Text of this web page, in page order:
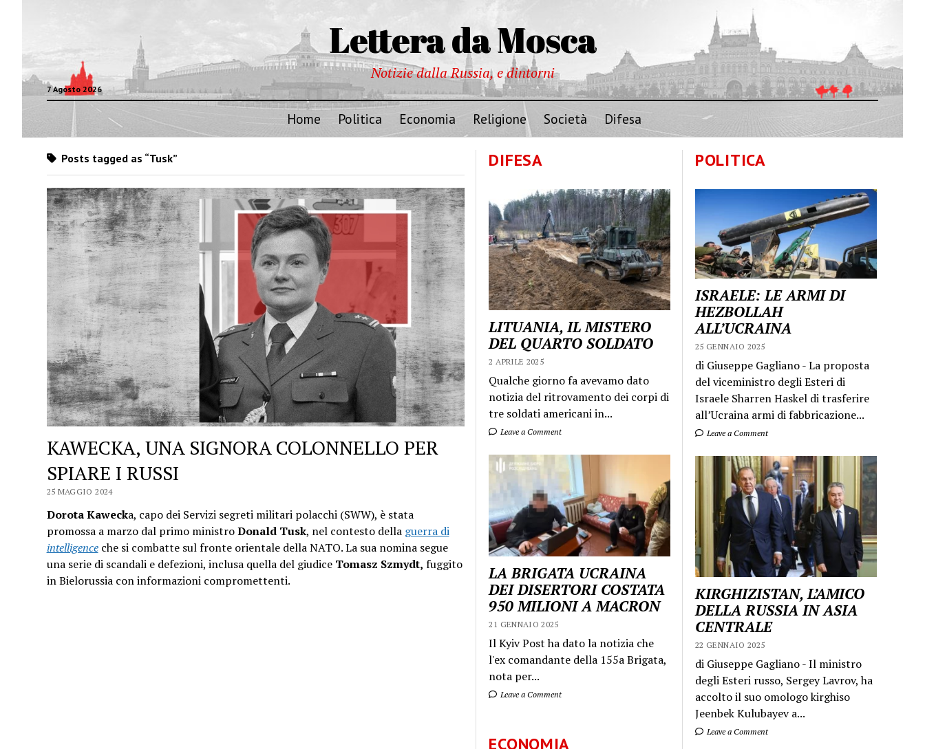
Lettera da Mosca
7 Agosto 2026
Notizie dalla Russia, e dintorni
Home Politica Economia Religione Società Difesa
POLITICA
ISRAELE: LE ARMI DI
HEZBOLLAH
ALL’UCRAINA
25 GENNAIO 2025
di Giuseppe Gagliano - La proposta
del viceministro degli Esteri di
Israele Sharren Haskel di trasferire
all’Ucraina armi di fabbricazione...
Leave a Comment
KIRGHIZISTAN, L’AMICO
DELLA RUSSIA IN ASIA
CENTRALE
22 GENNAIO 2025
di Giuseppe Gagliano - Il ministro
degli Esteri russo, Sergey Lavrov, ha
accolto il suo omologo kirghiso
Jeenbek Kulubayev a...
Leave a Comment
Posts tagged as “Tusk”
KAWECKA, UNA SIGNORA COLONNELLO PER
SPIARE I RUSSI
25 MAGGIO 2024
Dorota Kawecka, capo dei Servizi segreti militari polacchi (SWW), è stata
promossa a marzo dal primo ministroDonald Tusk, nel contesto della guerra di
intelligenceche si combatte sul fronte orientale della NATO. La sua nomina segue
una serie di scandali e defezioni, inclusa quella del giudice Tomasz Szmydt, fuggito
in Bielorussia con informazioni compromettenti.
DIFESA
LITUANIA, IL MISTERO
DEL QUARTO SOLDATO
2 APRILE 2025
Qualche giorno fa avevamo dato
notizia del ritrovamento dei corpi di
tre soldati americani in...
Leave a Comment
LA BRIGATA UCRAINA
DEI DISERTORI COSTATA
950 MILIONI A MACRON
21 GENNAIO 2025
Il Kyiv Post ha dato la notizia che
l'ex comandante della 155a Brigata,
nota per...
Leave a Comment
ECONOMIA